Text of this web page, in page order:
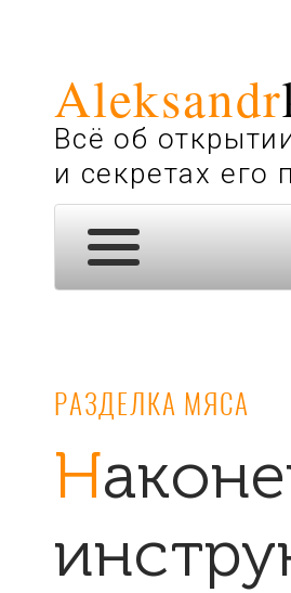
Aleksandr
Всё об
и секретах
РАЗДЕЛКА МЯСА
Наконец-то! Рабочая